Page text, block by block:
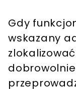
Gdy
wskazany
dobrowolnie